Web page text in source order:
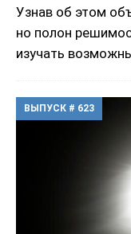
Узнав об этом
но полон
изучать
ВЫПУСК # 623